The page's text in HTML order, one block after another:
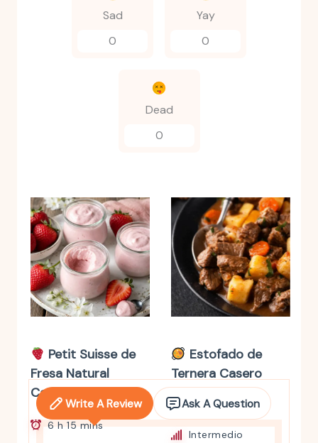
Sad
0
Yay
0
Dead
0
Petit Suisse de
Fresa Natural
Casero
6 h 15 mins
Estofado de
Ternera Casero
1 h 40 mins
Intermedio
Write A Review Ask A Question